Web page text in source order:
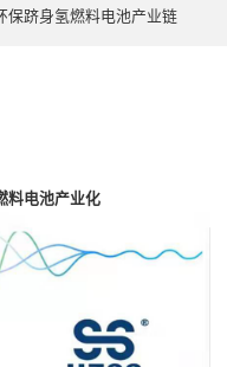
保跻身氢燃料电池产业链
料电池产业化